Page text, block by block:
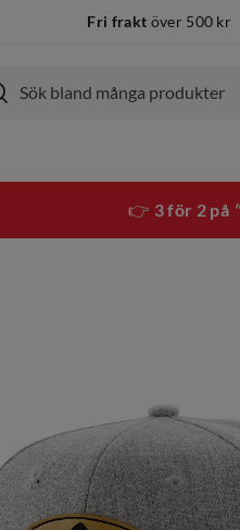
Fri frakt över 500 kr
👉 3 för 2 på